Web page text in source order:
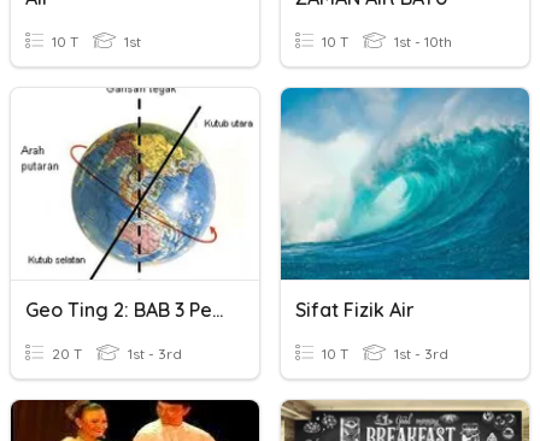
10 T 1st 10 T 1st - 10th
Geo Ting 2: BAB 3 Pengaruh Pergerakan Bumi
20 T 1st - 3rd
Sifat Fizik Air
10 T 1st - 3rd